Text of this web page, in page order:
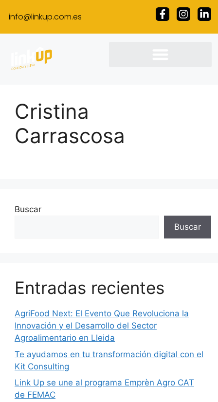
info@linkup.com.es
Cristina
Carrascosa
Buscar
Buscar
Entradas recientes
AgriFood Next: El Evento Que Revoluciona la
Innovación y el Desarrollo del Sector
Agroalimentario en Lleida
Te ayudamos en tu transformación digital con el
Kit Consulting
Link Up se une al programa Emprèn Agro CAT
de FEMAC